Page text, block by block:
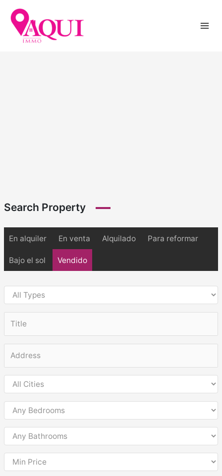
contenido
Search Property
En alquiler En venta Alquilado Para reformar
Bajo el sol Vendido